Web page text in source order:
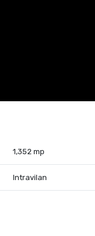
1,352 mp
Intravilan